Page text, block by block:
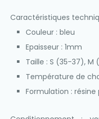
Caractéristiques
Couleur : bleu
Epaisseur : 1mm
Taille : S (35-37),
Température de
Formulation : résine